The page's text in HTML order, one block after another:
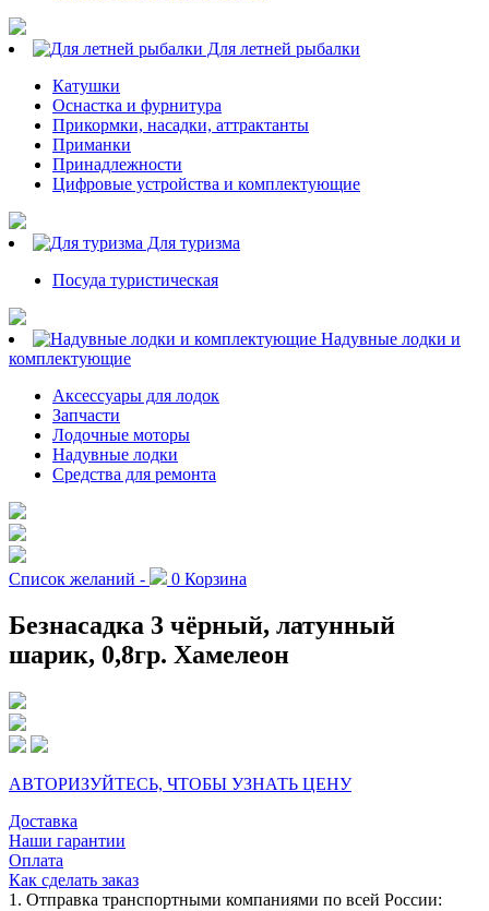
Для летней рыбалки
Катушки
Оснастка и фурнитура
Прикормки, насадки, аттрактанты
Приманки
Принадлежности
Цифровые устройства и комплектующие
Для туризма
Посуда туристическая
Надувные лодки и
комплектующие
Аксессуары для лодок
Запчасти
Лодочные моторы
Надувные лодки
Средства для ремонта
Список желаний - 0 Корзина
Безнасадка 3 чёрный, латунный
шарик, 0,8гр. Хамелеон
АВТОРИЗУЙТЕСЬ, ЧТОБЫ УЗНАТЬ ЦЕНУ
Доставка
Наши гарантии
Оплата
Как сделать заказ
1. Отправка транспортными компаниями по всей России: